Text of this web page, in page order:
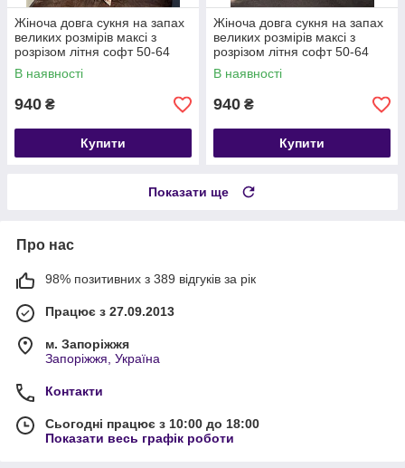
Жіноча довга сукня на запах
великих розмірів максі з
розрізом літня софт 50-64
В наявності
940 ₴
Купити
Жіноча довга сукня на запах
великих розмірів максі з
розрізом літня софт 50-64
В наявності
940 ₴
Купити
Показати ще
Про нас
98% позитивних з 389 відгуків за рік
Працює з 27.09.2013
м. Запоріжжя
Запоріжжя, Україна
Контакти
Сьогодні працює з 10:00 до 18:00
Показати весь графік роботи